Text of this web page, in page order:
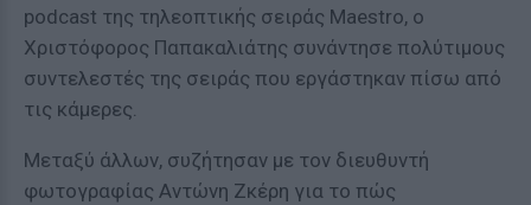
podcast της τηλεοπτικής σειράς Maestro, o
Χριστόφορος Παπακαλιάτης συνάντησε πολύτιμους
συντελεστές της σειράς που εργάστηκαν πίσω από
τις κάμερες.
Μεταξύ άλλων, συζήτησαν με τον διευθυντή
φωτογραφίας Αντώνη Ζκέρη για το πώς